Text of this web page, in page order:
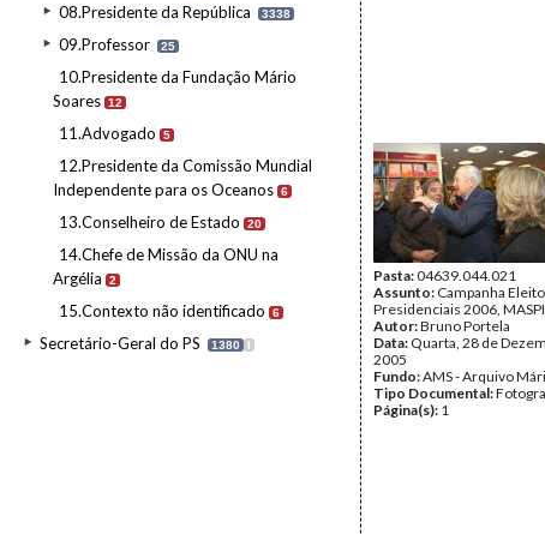
08.Presidente da República 3338
09.Professor 25
10.Presidente da Fundação Mário
Soares 12
11.Advogado 5
12.Presidente da Comissão Mundial
Independente para os Oceanos 6
13.Conselheiro de Estado 20
14.Chefe de Missão da ONU na
Argélia
2
15.Contexto não identificado 6
Secretário-Geral do PS 1380 I
Pasta:04639.044.021
Assunto: Campanha
Presidenciais 2006,
Autor:Bruno Portela
Data: Quarta, 28 de
2005
Fundo:AMS - Arquivo
Tipo Documental:
Página(s): 1